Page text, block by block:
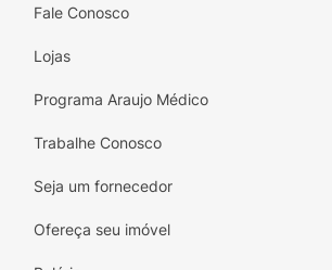
Fale Conosco
Lojas
Programa Araujo Médico
Trabalhe Conosco
Seja um fornecedor
Ofereça seu imóvel